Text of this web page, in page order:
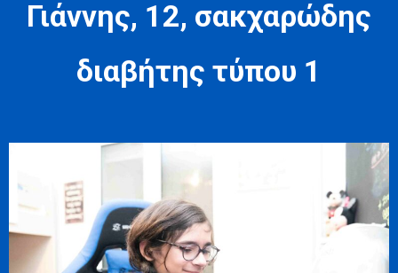
Γιάννης, 12, σακχαρώδης
διαβήτης τύπου 1